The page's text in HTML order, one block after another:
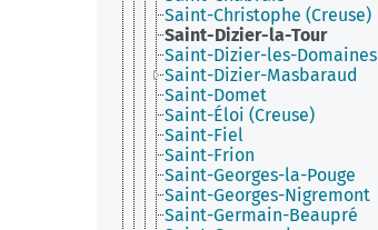
Saint-Christophe (Creuse)
Saint-Dizier-la-Tour
Saint-Dizier-les-Domaines
Saint-Dizier-Masbaraud
Saint-Domet
Saint-Éloi (Creuse)
Saint-Fiel
Saint-Frion
Saint-Georges-la-Pouge
Saint-Georges-Nigremont
Saint-Germain-Beaupré